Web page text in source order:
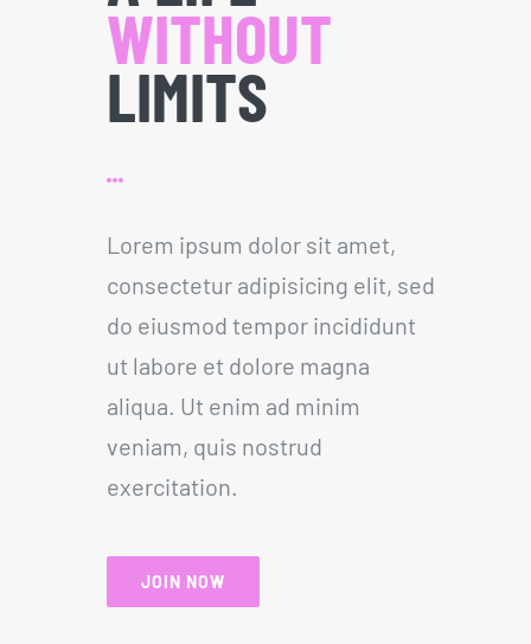
WITHOUT
LIMITS
Lorem ipsum dolor sit amet,
consectetur adipisicing elit, sed
do eiusmod tempor incididunt
ut labore et dolore magna
aliqua. Ut enim ad minim
veniam, quis nostrud
exercitation.
JOIN NOW